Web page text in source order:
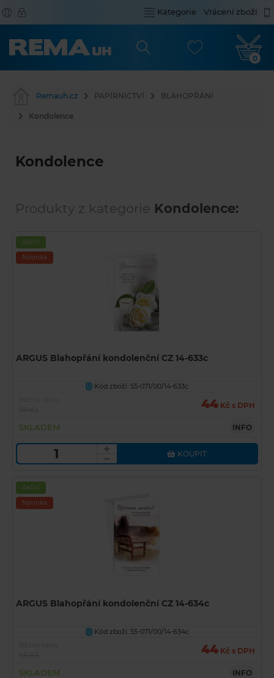
Kategorie Vrácení zboží
0
Remauh.cz PAPÍRNICTVÍ BLAHOPŘÁNÍ
Kondolence
Kondolence
Produkty z kategorie Kondolence:
Akční
Novinka
ARGUS Blahopřání kondolenční CZ 14-633c
U
Kód zboží: 55-071/00/14-633c
44 Kč s DPH
SKLADEM INFO
KOUPIT
Akční
Novinka
ARGUS Blahopřání kondolenční CZ 14-634c
U Kód zboží: 55-071/00/14-634c
44 Kč s DPH
SKLADEM INFO